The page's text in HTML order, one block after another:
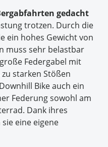
gedacht
trotzen. Durch die
ein hohes Gewicht von
muss sehr belastbar
Federgabel mit
starken Stößen
Bike auch ein
Federung sowohl am
Dank ihres
eine eigene